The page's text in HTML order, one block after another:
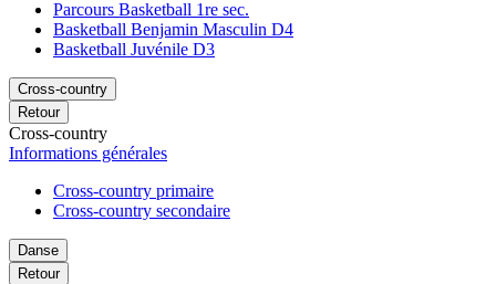
Parcours Basketball 1re sec.
Basketball Benjamin Masculin D4
Basketball Juvénile D3
Cross-country
Retour
Cross-country
Informations générales
Cross-country primaire
Cross-country secondaire
Danse
Retour